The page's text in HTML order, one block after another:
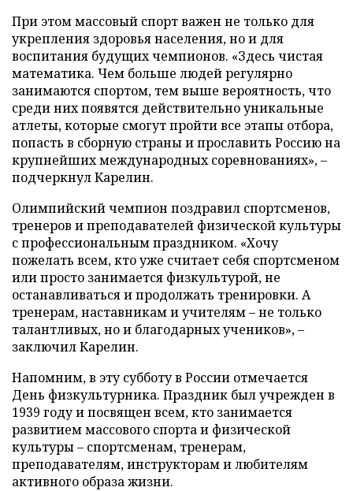
При этом массовый спорт важен не только для
укрепления здоровья населения, но и для
воспитания будущих чемпионов. «Здесь чистая
математика. Чем больше людей регулярно
занимаются спортом, тем выше вероятность, что
среди них появятся действительно уникальные
атлеты, которые смогут пройти все этапы отбора,
попасть в сборную страны и прославить Россию на
крупнейших международных соревнованиях», –
подчеркнул Карелин.
Олимпийский чемпион поздравил спортсменов,
тренеров и преподавателей физической культуры
с профессиональным праздником. «Хочу
пожелать всем, кто уже считает себя спортсменом
или просто занимается физкультурой, не
останавливаться и продолжать тренировки. А
тренерам, наставникам и учителям – не только
талантливых, но и благодарных учеников», –
заключил Карелин.
Напомним, в эту субботу в России отмечается
День физкультурника. Праздник был учрежден в
1939 году и посвящен всем, кто занимается
развитием массового спорта и физической
культуры – спортсменам, тренерам,
преподавателям, инструкторам и любителям
активного образа жизни.